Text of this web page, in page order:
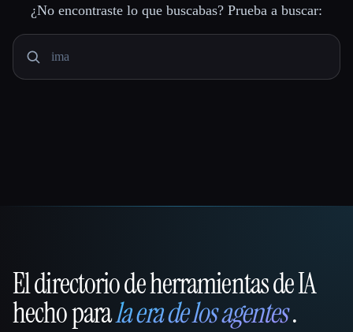
¿No encontraste lo que buscabas? Prueba a buscar:
That AI Collection
El directorio de herramientas de IA
hecho parala era de los agentes.